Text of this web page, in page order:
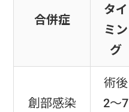
合併症
タイ
ミン
グ
創部感染
術後
2〜7